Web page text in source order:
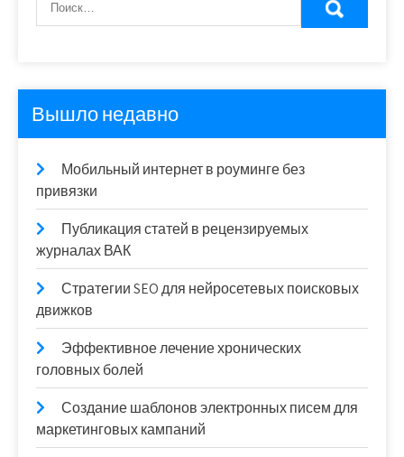
Вышло недавно
Мобильный интернет в роуминге без
привязки
Публикация статей в рецензируемых
журналах ВАК
Стратегии SEO для нейросетевых поисковых
движков
Эффективное лечение хронических
головных болей
Создание шаблонов электронных писем для
маркетинговых кампаний